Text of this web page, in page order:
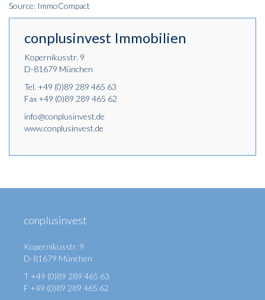
Source: ImmoCompact
conplusinvest Immobilien
Kopernikusstr. 9
D-81679 München
Tel. +49 (0)89 289 465 63
Fax +49 (0)89 289 465 62
info@conplusinvest.de
www.conplusinvest.de
conplusinvest
Kopernikusstr. 9
D-81679 München
T +49 (0)89 289 465 63
F +49 (0)89 289 465 62